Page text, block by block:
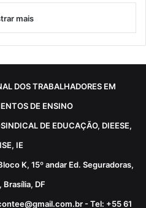
mais
DOS TRABALHADORES EM
DE ENSINO
DE EDUCAÇÃO, DIEESE,
IE
K, 15º andar Ed. Seguradoras,
Brasília, DF
- Tel: +55 61